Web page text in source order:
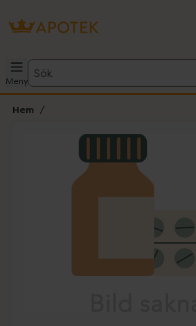
Meny
Sök
Hem
Lista: . Innehåller 1 objekt.